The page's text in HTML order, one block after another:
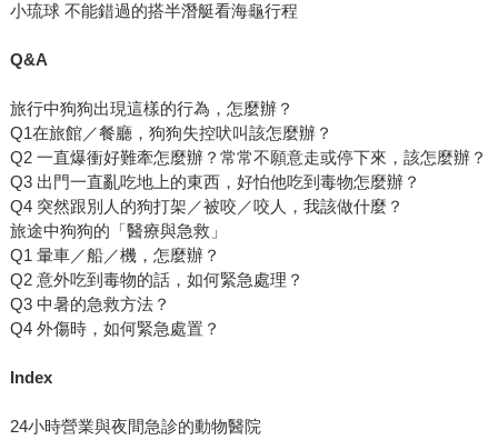
小琉球 不能錯過的搭半潛艇看海龜行程
Q&A
旅行中狗狗出現這樣的行為，怎麼辦？
Q1在旅館／餐廳，狗狗失控吠叫該怎麼辦？
Q2 一直爆衝好難牽怎麼辦？常常不願意走或停下來，該怎麼辦？
Q3 出門一直亂吃地上的東西，好怕他吃到毒物怎麼辦？
Q4 突然跟別人的狗打架／被咬／咬人，我該做什麼？
旅途中狗狗的「醫療與急救」
Q1 暈車／船／機，怎麼辦？
Q2 意外吃到毒物的話，如何緊急處理？
Q3 中暑的急救方法？
Q4 外傷時，如何緊急處置？
Index
24小時營業與夜間急診的動物醫院